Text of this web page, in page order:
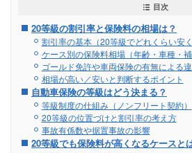
目次
20等級の割引率と保険料の相場は？
割引率の基本（20等級でどれくらい安く
ケース別の保険料相場（年齢・車種・補
ゴールド免許や車両保険の有無による
相場が高い／安いと判断するポイント
自動車保険の等級はどう決まる？
等級制度の仕組み（ノンフリート契約）
20等級の位置づけと割引率の考え方
事故有係数や据置事故の影響
20等級でも保険料が高くなるケースと